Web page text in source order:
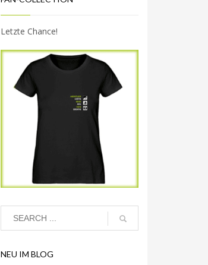
Letzte Chance!
NEU IM BLOG